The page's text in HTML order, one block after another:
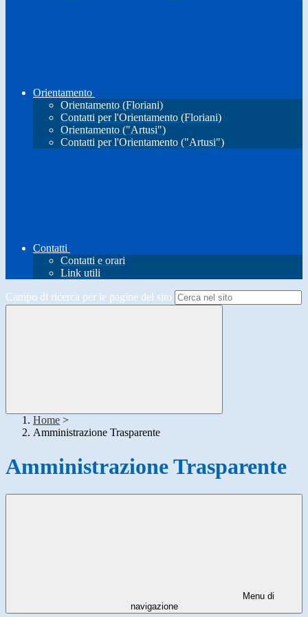
Orientamento
Orientamento (Floriani)
Contatti per l'Orientamento (Floriani)
Orientamento ("Artusi")
Contatti per l'Orientamento ("Artusi")
Contatti
Contatti e orari
Link utili
Campo di ricerca per le pagine del sito
Home >
Amministrazione Trasparente
Amministrazione Trasparente
Menu di
navigazione